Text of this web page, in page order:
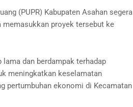
(PUPR) Kabupaten Asahan segera
memasukkan proyek tersebut ke
dan berdampak terhadap
meningkatkan keselamatan
pertumbuhan ekonomi di Kecamatan